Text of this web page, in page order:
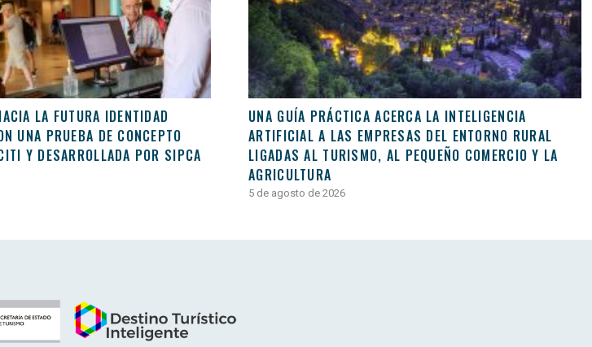
LA FUTURA IDENTIDAD
UNA PRUEBA DE CONCEPTO
Y DESARROLLADA POR SIPCA
UNA GUÍA PRÁCTICA ACERCA LA INTELIGENCIA
ARTIFICIAL A LAS EMPRESAS DEL ENTORNO RURAL
LIGADAS AL TURISMO, AL PEQUEÑO COMERCIO Y LA
AGRICULTURA
5 de agosto de 2026